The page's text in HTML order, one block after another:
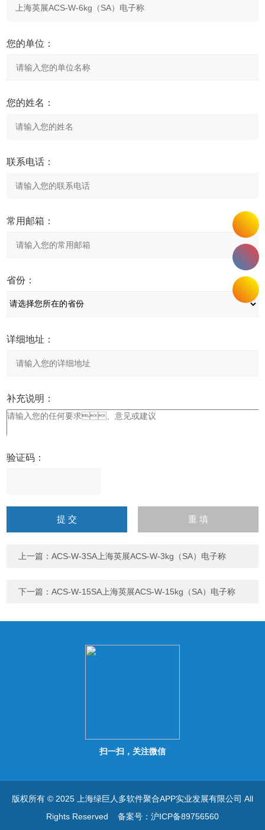
您的单位：
您的姓名：
联系电话：
常用邮箱：
省份：
详细地址：
补充说明：
验证码：
字），如：三加四=7
上一篇：ACS-W-3SA上海英展ACS-W-3kg（SA）电子称
下一篇：ACS-W-15SA上海英展ACS-W-15kg（SA）电子称
扫一扫，关注微信
版权所有 © 2025 上海绿巨人多软件聚合APP实业发展有限公司 All
Rights Reserved 备案号：沪ICP备89756560